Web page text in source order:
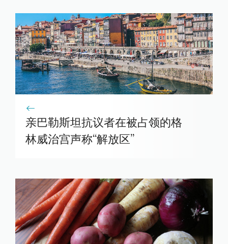
亲巴勒斯坦抗议者在被占领的格
林威治宫声称“解放区”